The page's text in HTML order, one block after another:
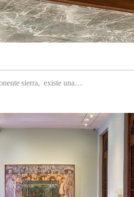
sierra, existe una…